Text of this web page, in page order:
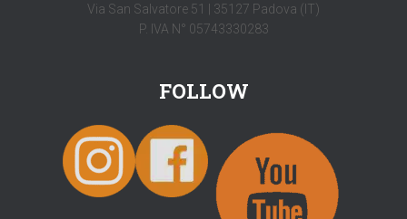
Via San Salvatore 51 | 35127 Padova (IT)
P. IVA N° 05743330283
FOLLOW